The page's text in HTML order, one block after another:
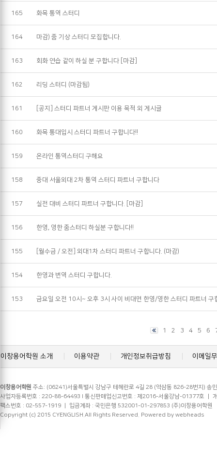
165 화목 통역 스터디
164 마감) 줌 기상 스터디 모집합니다.
163 회화 연습 같이 하실 분 구합니다 [마감]
162 리딩 스터디 (마감됨)
161 [공지] 스터디 파트너 게시판 이용 목적 외 게시글
160 화목 통대입시 스터디 파트너 구합니다!!
159 온라인 통역스터디 구해요
158 중대 서울외대 2차 통역 스터디 파트너 구합니다
157 실전 대비 스터디 파트너 구합니다. [마감]
156 한영, 영한 줌스터디 하실분 구합니다!!
155 [월수금 / 오전] 외대1차 스터디 파트너 구합니다. (마감)
154 한영과 번역 스터디 구합니다.
153 금요일 오전 10시~ 오후 3시 사이 비대면 한영/영한 스터디 파트너 구
1 2 3 4 5 6
이창용어학원 소개 이용약관 개인정보취급방침 이메일
이창용어학원 주소: (06241)서울특별시 강남구 테헤란로 4길 28 (역삼동 826-28번지) 송
사업자등록번호 : 220-88-64493 l 통신판매업신고번호 : 제2016-서울강남-01377호
팩스번호 : 02-557-1919 ㅣ 입금계좌 : 국민은행 532001-01-297853 (주)이창용어학원
Copyright (c) 2015 CYENGLISH.All Rights Reserved. Powered by webheads